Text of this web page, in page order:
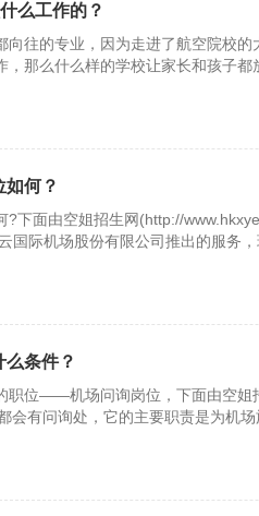
么工作的？
往的专业，因为走进了航空院校的
那么什么样的学校让家长和孩子都
如何？
?下面由空姐招生网(http://
国际机场股份有限公司推出的服务，
条件？
职位——机场问询岗位，下面由空姐
会有问询处，它的主要职责是为机场